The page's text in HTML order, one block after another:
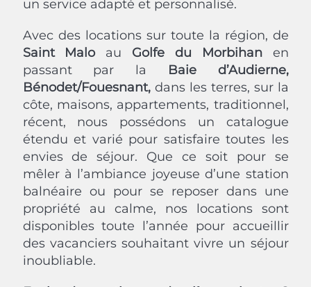
un service adapté et personnalisé.
Avec des locations sur toute la région, de
Saint Malo au Golfe du Morbihan en
passant par la
Baie d’Audierne,
Bénodet/Fouesnant, dans les terres, sur la
côte, maisons, appartements, traditionnel,
récent, nous possédons un catalogue
étendu et varié pour satisfaire toutes les
envies de séjour. Que ce soit pour se
mêler à l’ambiance joyeuse d’une station
balnéaire ou pour se reposer dans une
propriété au calme, nos locations sont
disponibles toute l’année pour accueillir
des vacanciers souhaitant vivre un séjour
inoubliable.